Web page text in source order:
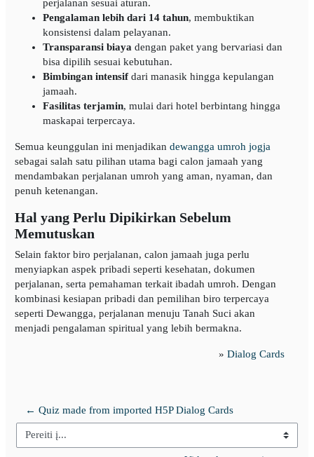
perjalanan sesuai aturan.
Pengalaman lebih dari 14 tahun, membuktikan
konsistensi dalam pelayanan.
Transparansi biaya dengan paket yang bervariasi dan
bisa dipilih sesuai kebutuhan.
Bimbingan intensifdari manasik hingga kepulangan
jamaah.
Fasilitas terjamin, mulai dari hotel berbintang hingga
maskapai terpercaya.
Semua keunggulan ini menjadikan dewangga umroh jogja
sebagai salah satu pilihan utama bagi calon jamaah yang
mendambakan perjalanan umroh yang aman, nyaman, dan
penuh ketenangan.
Hal yang Perlu Dipikirkan Sebelum
Memutuskan
Selain faktor biro perjalanan, calon jamaah juga perlu
menyiapkan aspek pribadi seperti kesehatan, dokumen
perjalanan, serta pemahaman terkait ibadah umroh. Dengan
kombinasi kesiapan pribadi dan pemilihan biro terpercaya
seperti Dewangga, perjalanan menuju Tanah Suci akan
menjadi pengalaman spiritual yang lebih bermakna.
» Dialog Cards
← Quiz made from imported H5P Dialog Cards
Pereiti į...